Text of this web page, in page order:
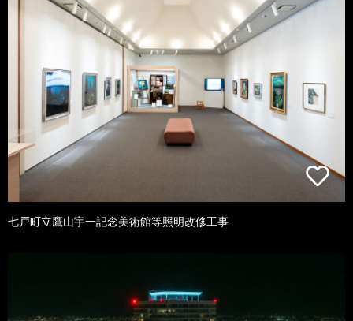
七戸町立鷹山宇一記念美術館等照明改修工事